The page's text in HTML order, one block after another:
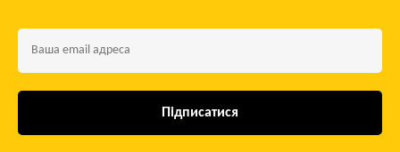
Підписатися